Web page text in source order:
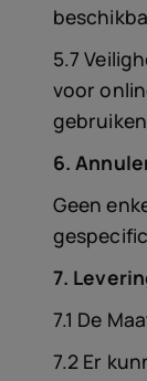
5.7
voor
6.
Geen
7.
7.1 De
7.2 Er